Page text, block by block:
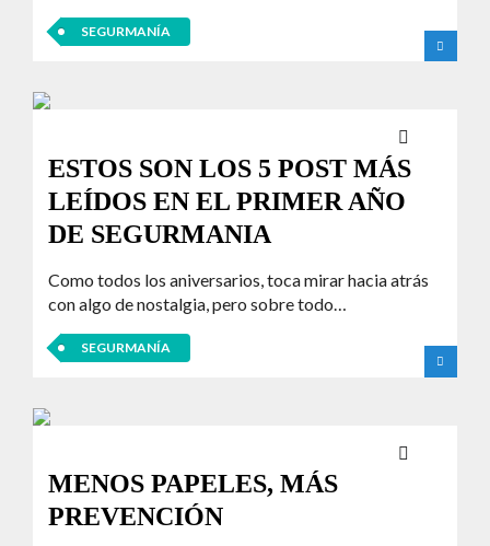
SEGURMANÍA
ESTOS SON LOS 5 POST MÁS
LEÍDOS EN EL PRIMER AÑO
DE SEGURMANIA
Como todos los aniversarios, toca mirar hacia atrás
con algo de nostalgia, pero sobre todo…
SEGURMANÍA
MENOS PAPELES, MÁS
PREVENCIÓN